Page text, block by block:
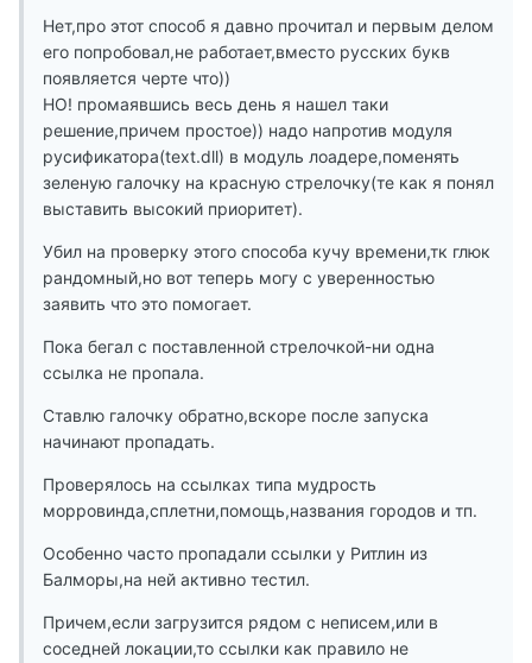
Нет,про этот способ я давно прочитал и первым делом
его попробовал,не работает,вместо русских букв
появляется черте что))
НО! промаявшись весь день я нашел таки
решение,причем простое)) надо напротив модуля
русификатора(text.dll) в модуль лоадере,поменять
зеленую галочку на красную стрелочку(те как я понял
выставить высокий приоритет).
Убил на проверку этого способа кучу времени,тк глюк
рандомный,но вот теперь могу с уверенностью
заявить что это помогает.
Пока бегал с поставленной стрелочкой-ни одна
ссылка не пропала.
Ставлю галочку обратно,вскоре после запуска
начинают пропадать.
Проверялось на ссылках типа мудрость
морровинда,сплетни,помощь,названия городов и тп.
Особенно часто пропадали ссылки у Ритлин из
Балморы,на ней активно тестил.
Причем,если загрузится рядом с неписем,или в
соседней локации,то ссылки как правило не